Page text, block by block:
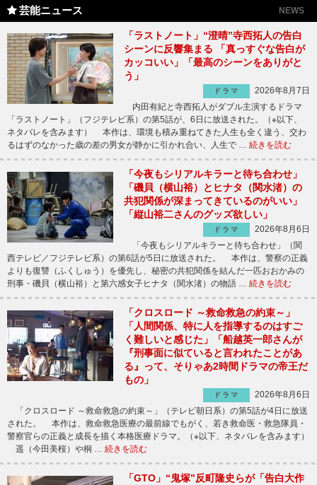
芸能ニュース NEWS
「ラストノート」“澄晴”寺西拓人の告白
シーンに反響集まる 「真っすぐな告白が
カッコいい」「最高のシーンをありがと
う」
ドラマ
2026年8月7日
内田有紀と寺西拓人がダブル主演するドラマ
「ラストノート」（フジテレビ系）の第5話が、6日に放送された。（※以下、
ネタバレを含みます） 本作は、環境も積み重ねてきた人生も全く違う、交わ
るはずのなかった歳の差の男女が静かに引かれ合い、人生で … 続きを読む
「今夜もシリアルキラーと待ち合わせ」
「磯貝（横山裕）とヒナタ（関水渚）の
共犯関係が深まってきているのがいい」
「縦山裕二さんのグッズ欲しい」
ドラマ
2026年8月6日
「今夜もシリアルキラーと待ち合わせ」（関
西テレビ／フジテレビ系）の第6話が5日に放送された。 本作は、警察の正義
よりも復讐（ふくしゅう）を優先し、秘密の共犯関係を結んだ一匹おおかみの
刑事・磯貝（横山裕）と第六感女子ヒナタ（関水渚）の物語 … 続きを読む
「クロスロード ～救命救急の約束～」
「人間関係、特に人を指導するのはすご
く難しいと感じた」「船越英一郎さんが
『刑事面に似ていると言われたことがあ
る』って、そりゃあ2時間ドラマの帝王だ
もの」
ドラマ
2026年8月6日
「クロスロード ～救命救急の約束～」（テレビ朝日系）の第5話が4日に放送
された。 本作は、救命救急医療の最前線でもがく、若き救命医・救急隊員・
警察官らの正義と成長を描く本格医療ドラマ。（※以下、ネタバレを含みます）
遥（今田美桜）や桐 … 続きを読む
「GTO」“鬼塚”反町隆史らが「告白大作